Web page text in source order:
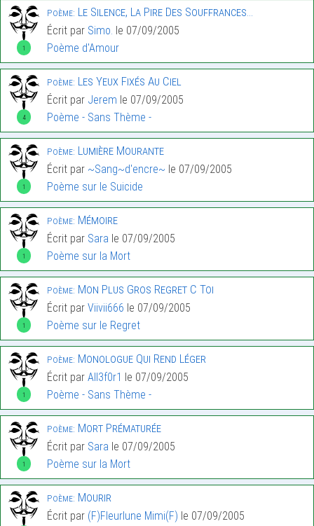
1
Poème: Le Silence, La Pire Des Souffrances…
Écrit par Simo. le 07/09/2005
Poème d'Amour
4
Poème: Les Yeux Fixés Au Ciel
Écrit par Jerem le 07/09/2005
Poème - Sans Thème -
1
Poème: Lumière Mourante
Écrit par ~Sang~d'encre~ le 07/09/2005
Poème sur le Suicide
1
Poème: Mémoire
Écrit par Sara le 07/09/2005
Poème sur la Mort
1
Poème: Mon Plus Gros Regret C Toi
Écrit par Viivii666 le 07/09/2005
Poème sur le Regret
1
Poème: Monologue Qui Rend Léger
Écrit par All3f0r1 le 07/09/2005
Poème - Sans Thème -
1
Poème: Mort Prématurée
Écrit par Sara le 07/09/2005
Poème sur la Mort
Poème: Mourir
Écrit par (F)Fleurlune Mimi(F) le 07/09/2005